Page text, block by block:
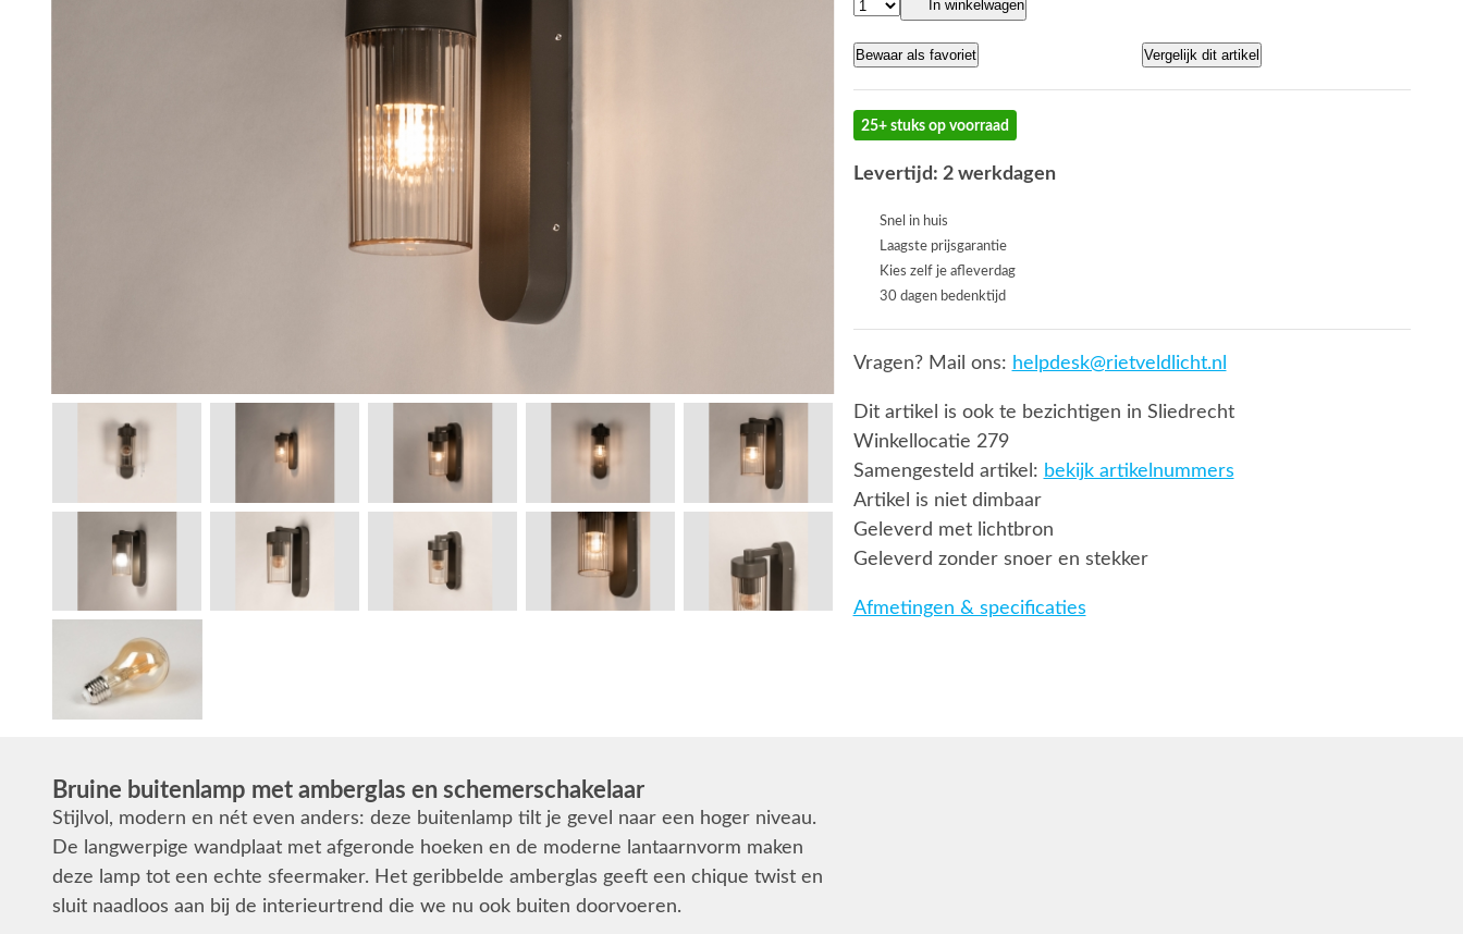
In winkelwagen
Bewaar als favoriet Vergelijk dit artikel
25+ stuks op voorraad
Levertijd: 2 werkdagen
Snel in huis
Laagste prijsgarantie
Kies zelf je afleverdag
30 dagen bedenktijd
Vragen? Mail ons: helpdesk@rietveldlicht.nl
Dit artikel is ook te bezichtigen in Sliedrecht
Winkellocatie 279
Samengesteld artikel: bekijk artikelnummers
Artikel is niet dimbaar
Geleverd met lichtbron
Geleverd zonder snoer en stekker
Afmetingen & specificaties
Bruine buitenlamp met amberglas en schemerschakelaar
Stijlvol, modern en nét even anders: deze buitenlamp tilt je gevel naar een hoger niveau.
De langwerpige wandplaat met afgeronde hoeken en de moderne lantaarnvorm maken
deze lamp tot een echte sfeermaker. Het geribbelde amberglas geeft een chique twist en
sluit naadloos aan bij de interieurtrend die we nu ook buiten doorvoeren.